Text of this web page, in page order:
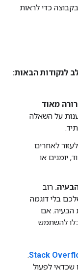
כדי לראות
לנקודות הבאות:
מאוד
על השאלה
לאחרים
יומנים או
רוב
בלי דוגמה
אם
להשתמש
.
שכדאי לפעול